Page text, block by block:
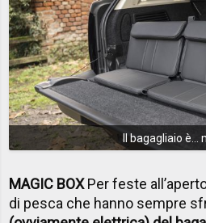
Il bagagliaio è...
MAGIC BOXPer feste
di pesca che hanno sempre